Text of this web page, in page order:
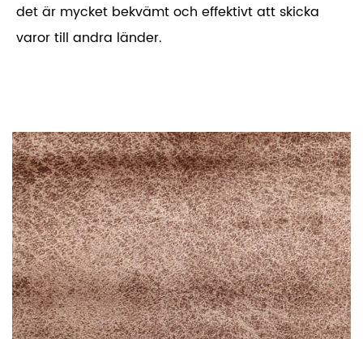
det är mycket bekvämt och effektivt att skicka
varor till andra länder.